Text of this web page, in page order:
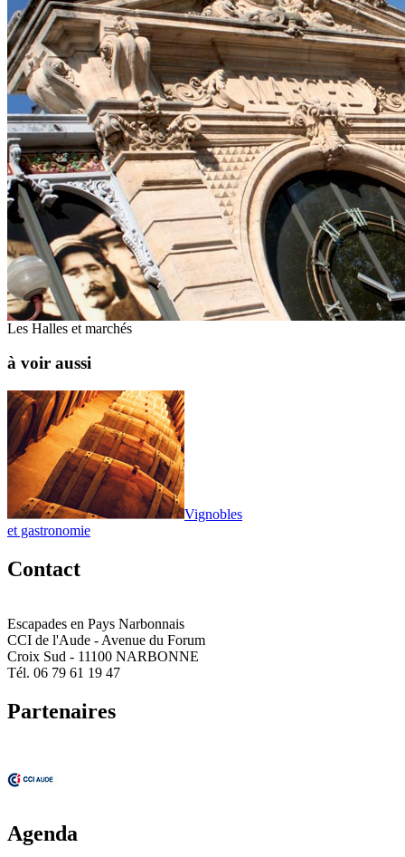
Les Halles et marchés
à voir aussi
Vignobles
et gastronomie
Contact
Escapades en Pays Narbonnais
CCI de l'Aude - Avenue du Forum
Croix Sud - 11100 NARBONNE
Tél. 06 79 61 19 47
Partenaires
Agenda